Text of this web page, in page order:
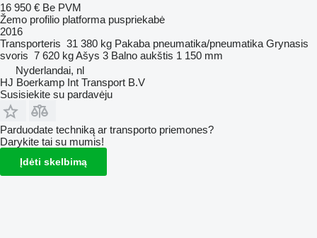
16 950 € Be PVM
Žemo profilio platforma puspriekabė
2016
Transporteris 31 380 kg Pakaba pneumatika/pneumatika Grynasis
svoris 7 620 kgAšys 3 Balno aukštis 1 150 mm
Nyderlandai, nl
HJ Boerkamp Int Transport B.V
Susisiekite su pardavėju
Parduodate techniką ar transporto priemones?
Darykite tai su mumis!
Įdėti skelbimą